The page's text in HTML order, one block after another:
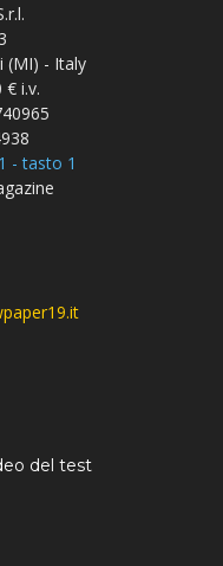
(MI) - Italy
€ i.v.
- tasto 1
del test